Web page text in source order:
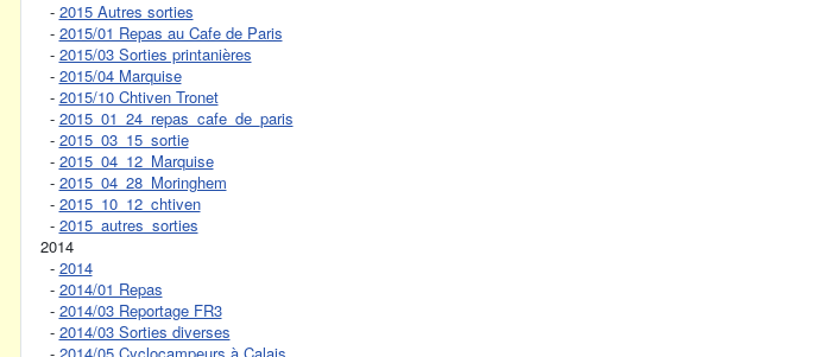
- 2015 Autres sorties
- 2015/01 Repas au Cafe de Paris
- 2015/03 Sorties printanières
- 2015/04 Marquise
- 2015/10 Chtiven Tronet
- 2015_01_24_repas_cafe_de_paris
- 2015_03_15_sortie
- 2015_04_12_Marquise
- 2015_04_28_Moringhem
- 2015_10_12_chtiven
- 2015_autres_sorties
2014
- 2014
- 2014/01 Repas
- 2014/03 Reportage FR3
- 2014/03 Sorties diverses